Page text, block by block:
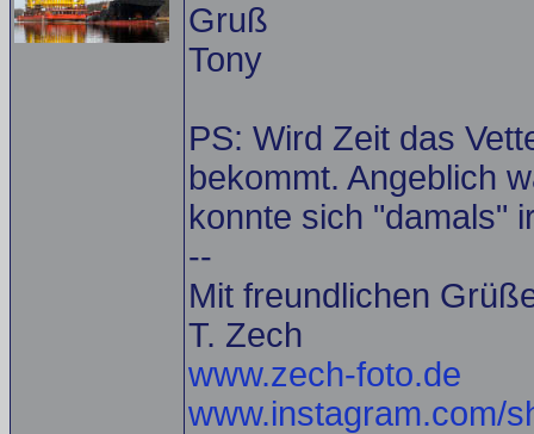
Gruß
Tony
PS: Wird Zeit das
bekommt. Angeblich
konnte sich "damals"
--
Mit freundlichen
T. Zech
www.zech-foto.de
www.instagram.com/